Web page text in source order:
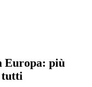
Europa: più
tutti